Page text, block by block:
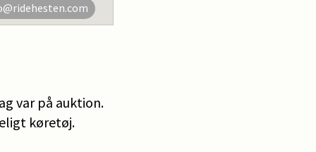
var på auktion.
køretøj.